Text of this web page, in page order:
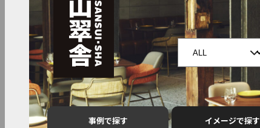
事例で探す イメージで探す